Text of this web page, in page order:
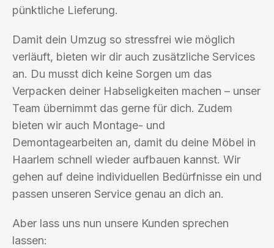
pünktliche Lieferung.
Damit dein Umzug so stressfrei wie möglich
verläuft, bieten wir dir auch zusätzliche Services
an. Du musst dich keine Sorgen um das
Verpacken deiner Habseligkeiten machen – unser
Team übernimmt das gerne für dich. Zudem
bieten wir auch Montage- und
Demontagearbeiten an, damit du deine Möbel in
Haarlem schnell wieder aufbauen kannst. Wir
gehen auf deine individuellen Bedürfnisse ein und
passen unseren Service genau an dich an.
Aber lass uns nun unsere Kunden sprechen
lassen: